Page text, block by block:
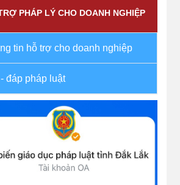
2025)
phòng công bố thủ tục hành
đủ điều kiện tái cấu trúc thực hiện
một phần trên môi trường điện
trị, Ban Bí thư kết luận về phân
phân quyền trong vận hành chính
2025)
PHÁP LÝ CHO DOANH NGHIỆP
tin hỗ trợ cho doanh nghiệp
đáp pháp luật